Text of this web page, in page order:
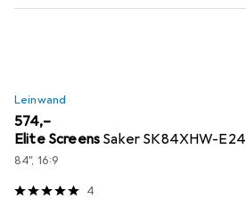
Leinwand
EUR
574,–
Elite Screens Saker SK84XHW-E24
84", 16:9
4